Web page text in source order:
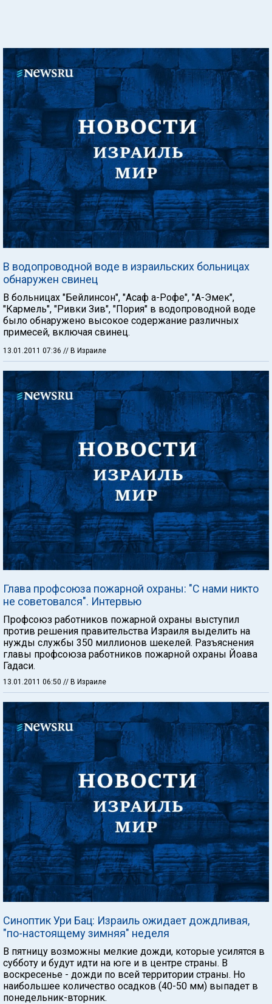
В водопроводной воде в израильских больницах
обнаружен свинец
В больницах "Бейлинсон", "Асаф а-Рофе", "А-Эмек",
"Кармель", "Ривки Зив", "Пория" в водопроводной воде
было обнаружено высокое содержание различных
примесей, включая свинец.
13.01.2011 07:36 // В Израиле
Глава профсоюза пожарной охраны: "С нами никто
не советовался". Интервью
Профсоюз работников пожарной охраны выступил
против решения правительства Израиля выделить на
нужды службы 350 миллионов шекелей. Разъяснения
главы профсоюза работников пожарной охраны Йоава
Гадаси.
13.01.2011 06:50 // В Израиле
Синоптик Ури Бац: Израиль ожидает дождливая,
"по-настоящему зимняя" неделя
В пятницу возможны мелкие дожди, которые усилятся в
субботу и будут идти на юге и в центре страны. В
воскресенье - дожди по всей территории страны. Но
наибольшее количество осадков (40-50 мм) выпадет в
понедельник-вторник.